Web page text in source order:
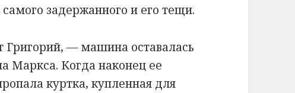
задержанного и его тещи.
— машина оставалась
Маркса. Когда наконец ее
куртка, купленная для